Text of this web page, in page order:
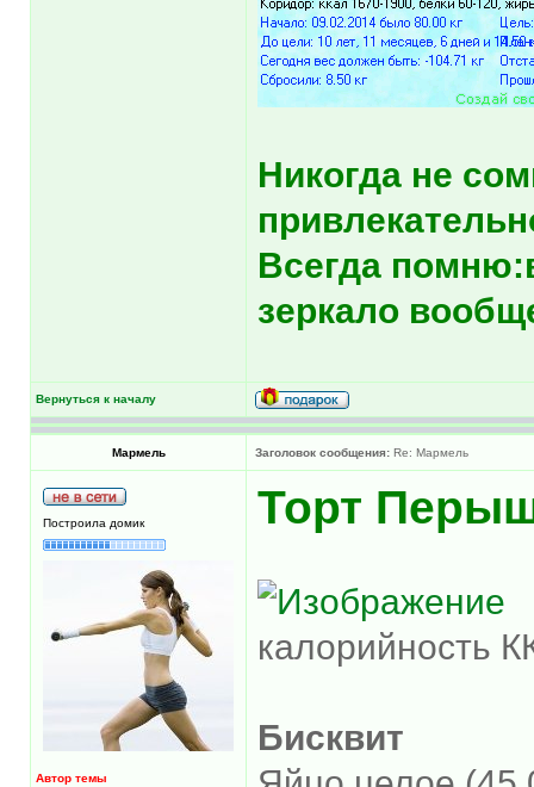
Никогда не
Всегда
зеркало
Вернуться к началу
Мармель Заголовок сообщения: Re: Мармель
Построила домик
Автор темы
Торт
калорийность
Бисквит